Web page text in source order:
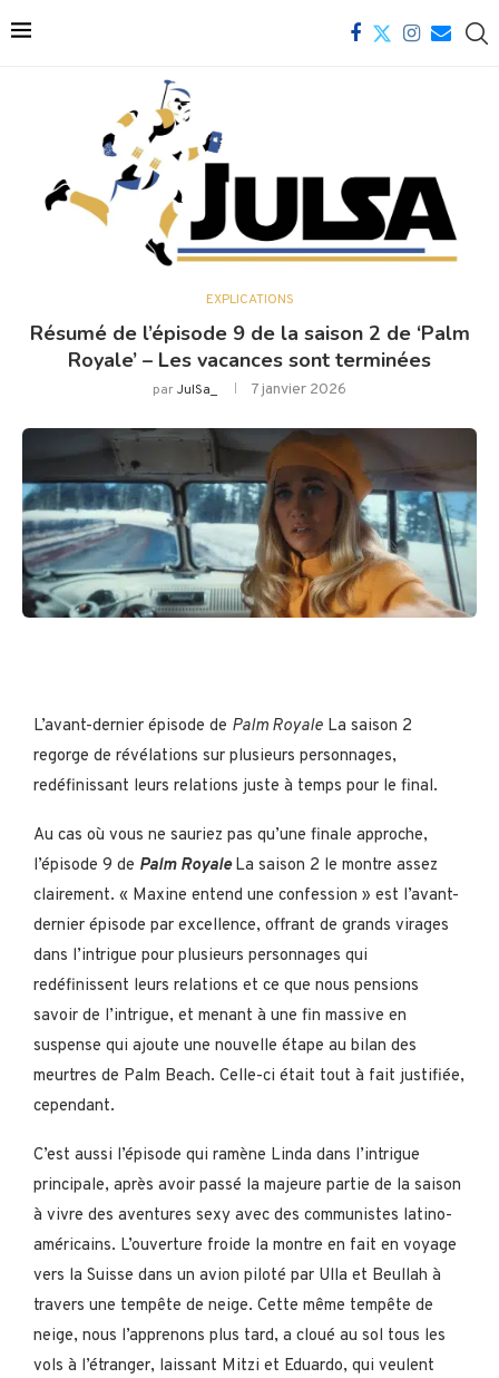
EXPLICATIONS
Résumé de l’épisode 9 de la saison 2 de ‘Palm
Royale’ – Les vacances sont terminées
parJulSa_ 7 janvier 2026
L’avant-dernier épisode de Palm Royale La saison 2
regorge de révélations sur plusieurs personnages,
redéfinissant leurs relations juste à temps pour le final.
Au cas où vous ne sauriez pas qu’une finale approche,
l’épisode 9 de Palm Royale La saison 2 le montre assez
clairement. « Maxine entend une confession » est l’avant-
dernier épisode par excellence, offrant de grands virages
dans l’intrigue pour plusieurs personnages qui
redéfinissent leurs relations et ce que nous pensions
savoir de l’intrigue, et menant à une fin massive en
suspense qui ajoute une nouvelle étape au bilan des
meurtres de Palm Beach. Celle-ci était tout à fait justifiée,
cependant.
C’est aussi l’épisode qui ramène Linda dans l’intrigue
principale, après avoir passé la majeure partie de la saison
à vivre des aventures sexy avec des communistes latino-
américains. L’ouverture froide la montre en fait en voyage
vers la Suisse dans un avion piloté par Ulla et Beullah à
travers une tempête de neige. Cette même tempête de
neige, nous l’apprenons plus tard, a cloué au sol tous les
vols à l’étranger, laissant Mitzi et Eduardo, qui veulent